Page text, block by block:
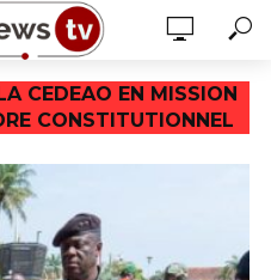
CEDEAO EN MISSION
CONSTITUTIONNEL